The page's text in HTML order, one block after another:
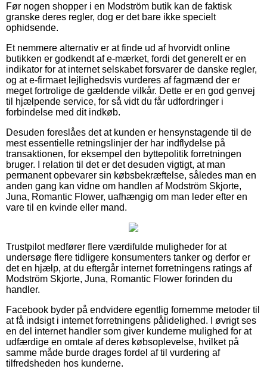
Før nogen shopper i en Modström butik kan de faktisk
granske deres regler, dog er det bare ikke specielt
ophidsende.
Et nemmere alternativ er at finde ud af hvorvidt online
butikken er godkendt af e-mærket, fordi det generelt er en
indikator for at internet selskabet forsvarer de danske regler,
og at e-firmaet lejlighedsvis vurderes af fagmænd der er
meget fortrolige de gældende vilkår. Dette er en god genvej
til hjælpende service, for så vidt du får udfordringer i
forbindelse med dit indkøb.
Desuden foreslåes det at kunden er hensynstagende til de
mest essentielle retningslinjer der har indflydelse på
transaktionen, for eksempel den byttepolitik forretningen
bruger. I relation til det er det desuden vigtigt, at man
permanent opbevarer sin købsbekræftelse, således man en
anden gang kan vidne om handlen af Modström Skjorte,
Juna, Romantic Flower, uafhængig om man leder efter en
vare til en kvinde eller mand.
Trustpilot medfører flere værdifulde muligheder for at
undersøge flere tidligere konsumenters tanker og derfor er
det en hjælp, at du eftergår internet forretningens ratings af
Modström Skjorte, Juna, Romantic Flower forinden du
handler.
Facebook byder på endvidere egentlig fornemme metoder til
at få indsigt i internet forretningens pålidelighed. I øvrigt ses
en del internet handler som giver kunderne mulighed for at
udfærdige en omtale af deres købsoplevelse, hvilket på
samme måde burde drages fordel af til vurdering af
tilfredsheden hos kunderne.